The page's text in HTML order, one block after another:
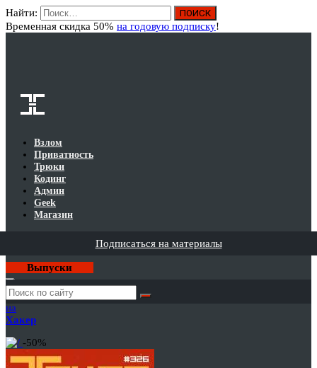
Найти:
Временная скидка 50% на годовую подписку!
Взлом
Приватность
Трюки
Кодинг
Админ
Geek
Магазин
Подписаться на материалы
Выпуски
Годовая
подписка
на
Хакер
-50%